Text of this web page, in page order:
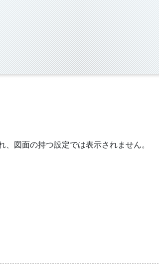
図面の持つ設定では表示されません。